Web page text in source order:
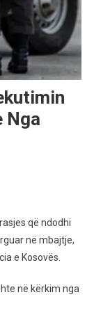
Nga
që ndodhi
në mbajtje,
e Kosovës.
në kërkim nga